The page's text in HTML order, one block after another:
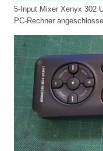
5-Input Mixer Xenyx 302
PC-Rechner